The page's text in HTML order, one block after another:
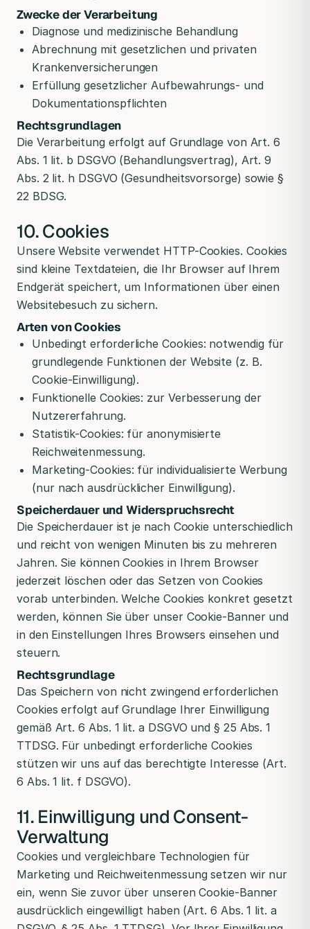
Zwecke der Verarbeitung
Diagnose und medizinische Behandlung
Abrechnung mit gesetzlichen und privaten
Krankenversicherungen
Erfüllung gesetzlicher Aufbewahrungs- und
Dokumentationspflichten
Rechtsgrundlagen
Die Verarbeitung erfolgt auf Grundlage von Art. 6
Abs. 1 lit. b DSGVO (Behandlungsvertrag), Art. 9
Abs. 2 lit. h DSGVO (Gesundheitsvorsorge) sowie §
22 BDSG.
10. Cookies
Unsere Website verwendet HTTP-Cookies. Cookies
sind kleine Textdateien, die Ihr Browser auf Ihrem
Endgerät speichert, um Informationen über einen
Websitebesuch zu sichern.
Arten von Cookies
Unbedingt erforderliche Cookies: notwendig für
grundlegende Funktionen der Website (z. B.
Cookie-Einwilligung).
Funktionelle Cookies: zur Verbesserung der
Nutzererfahrung.
Statistik-Cookies: für anonymisierte
Reichweitenmessung.
Marketing-Cookies: für individualisierte Werbung
(nur nach ausdrücklicher Einwilligung).
Speicherdauer und Widerspruchsrecht
Die Speicherdauer ist je nach Cookie unterschiedlich
und reicht von wenigen Minuten bis zu mehreren
Jahren. Sie können Cookies in Ihrem Browser
jederzeit löschen oder das Setzen von Cookies
vorab unterbinden. Welche Cookies konkret gesetzt
werden, können Sie über unser Cookie-Banner und
in den Einstellungen Ihres Browsers einsehen und
steuern.
Rechtsgrundlage
Das Speichern von nicht zwingend erforderlichen
Cookies erfolgt auf Grundlage Ihrer Einwilligung
gemäß Art. 6 Abs. 1 lit. a DSGVO und § 25 Abs. 1
TTDSG. Für unbedingt erforderliche Cookies
stützen wir uns auf das berechtigte Interesse (Art.
6 Abs. 1 lit. f DSGVO).
11. Einwilligung und Consent-
Verwaltung
Cookies und vergleichbare Technologien für
Marketing und Reichweitenmessung setzen wir nur
ein, wenn Sie zuvor über unseren Cookie-Banner
ausdrücklich eingewilligt haben (Art. 6 Abs. 1 lit. a